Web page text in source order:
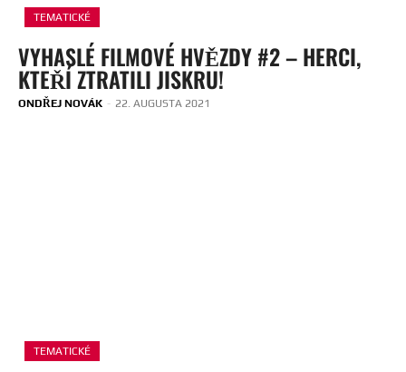
TEMATICKÉ
VYHASLÉ FILMOVÉ HVĚZDY #2 – HERCI,
KTEŘÍ ZTRATILI JISKRU!
ONDŘEJ NOVÁK - 22. AUGUSTA 2021
TEMATICKÉ